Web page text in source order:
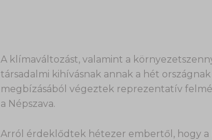
A klímaváltozást, valamint a
társadalmi kihívásnak annak a hét
megbízásából végeztek reprezentatív
a Népszava.
Arról érdeklődtek hétezer embertől, hogy a